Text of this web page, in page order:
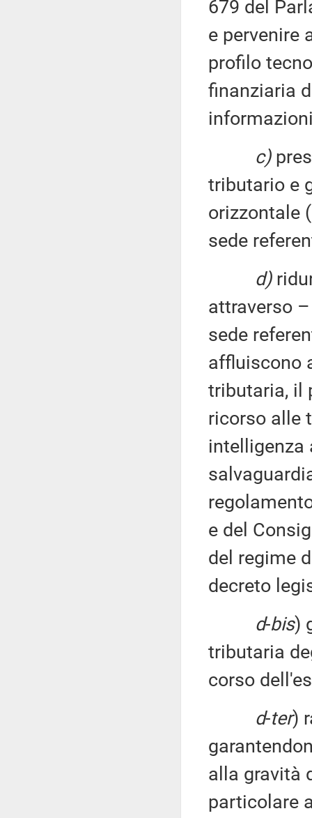
679 del
e pervenire
profilo
finanziaria
c)
tributario e
orizzontale
sede
d)
attraverso
sede
affluiscono
tributaria, il
ricorso alle
intelligenza
e del
del regime
decreto
d-bis)
tributaria
corso
d-ter)
alla gravità
particolare